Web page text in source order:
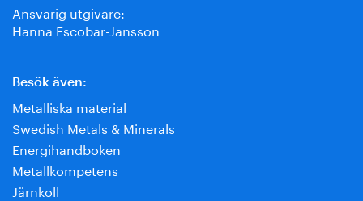
Ansvarig utgivare:
Hanna Escobar-Jansson
Besök även:
Metalliska material
Swedish Metals & Minerals
Energihandboken
Metallkompetens
Järnkoll